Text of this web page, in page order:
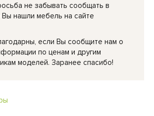
не забывать сообщать в
Вы нашли мебель на сайте
если Вы сообщите нам о
по ценам и другим
моделей. Заранее спасибо!